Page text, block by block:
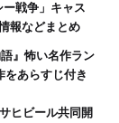
報などまとめ
あらすじ付き